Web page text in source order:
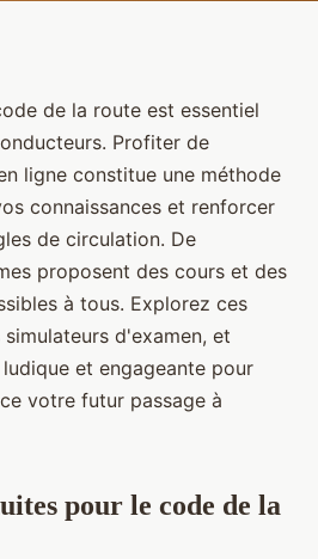
de la route est essentiel
Profiter de
ligne constitue une méthode
connaissances et renforcer
de circulation. De
proposent des cours et des
à tous. Explorez ces
d'examen, et
et engageante pour
votre futur passage à
pour le code de la